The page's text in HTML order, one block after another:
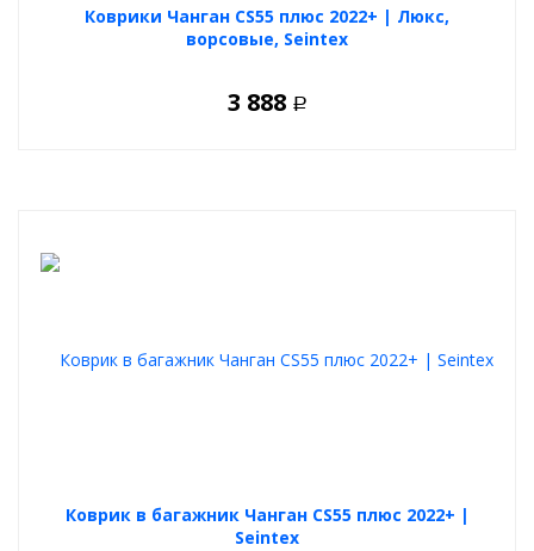
Коврики Чанган CS55 плюс 2022+ | Люкс,
ворсовые, Seintex
3 888 Р
Коврик в багажник Чанган CS55 плюс 2022+ |
Seintex